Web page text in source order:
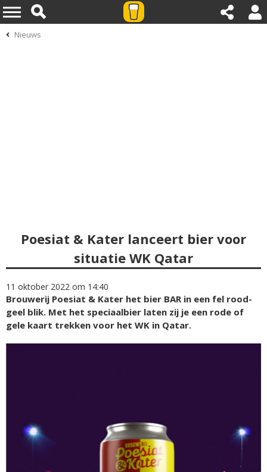
Nieuws
Poesiat & Kater lanceert bier voor
situatie WK Qatar
11 oktober 2022 om 14:40
Brouwerij Poesiat & Kater het bier BAR in een fel rood-
geel blik. Met het speciaalbier laten zij je een rode of
gele kaart trekken voor het WK in Qatar.